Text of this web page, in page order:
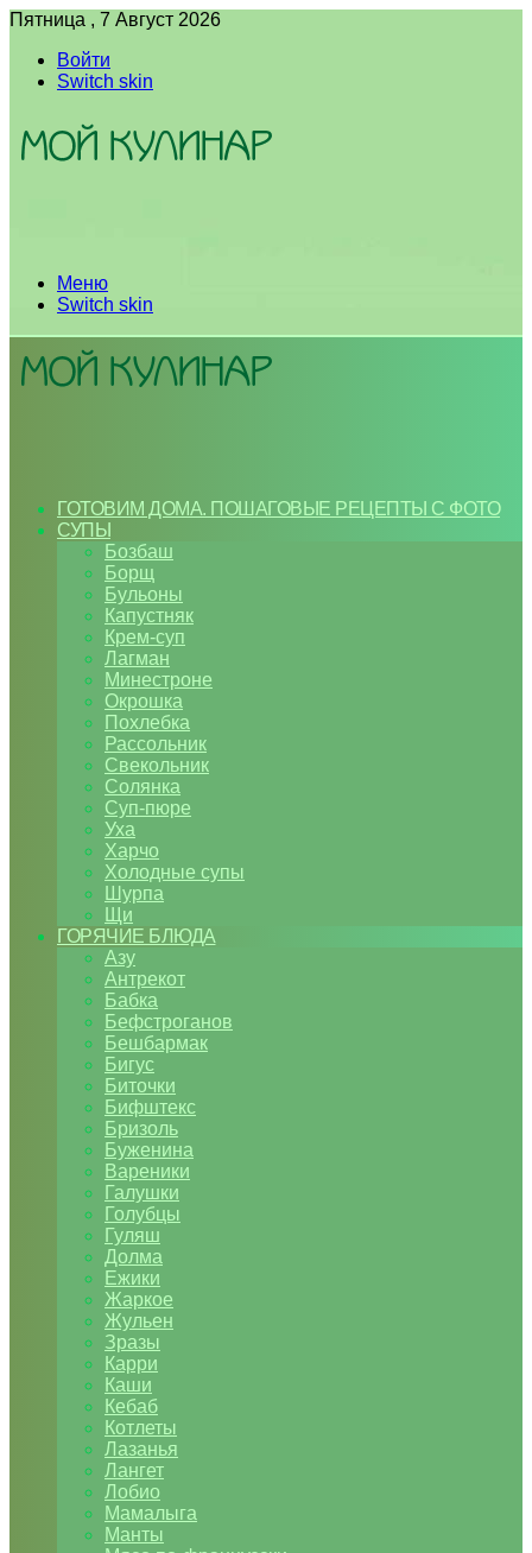
Пятница , 7 Август 2026
Войти
Switch skin
Меню
Switch skin
ГОТОВИМ ДОМА. ПОШАГОВЫЕ РЕЦЕПТЫ С ФОТО
СУПЫ
Бозбаш
Борщ
Бульоны
Капустняк
Крем-суп
Лагман
Минестроне
Окрошка
Похлебка
Рассольник
Свекольник
Солянка
Суп-пюре
Уха
Харчо
Холодные супы
Шурпа
Щи
ГОРЯЧИЕ БЛЮДА
Азу
Антрекот
Бабка
Бефстроганов
Бешбармак
Бигус
Биточки
Бифштекс
Бризоль
Буженина
Вареники
Галушки
Голубцы
Гуляш
Долма
Ежики
Жаркое
Жульен
Зразы
Карри
Каши
Кебаб
Котлеты
Лазанья
Лангет
Лобио
Мамалыга
Манты